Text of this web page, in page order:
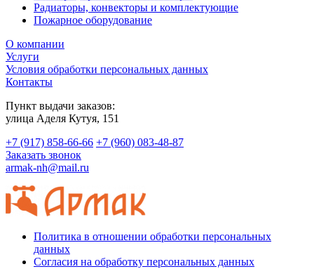
Радиаторы, конвекторы и комплектующие
Пожарное оборудование
О компании
Услуги
Условия обработки персональных данных
Контакты
Пункт выдачи заказов:
​улица Аделя Кутуя, 151
+7 (917) 858-66-66 +7 (960) 083-48-87
Заказать звонок
armak-nh@mail.ru
Политика в отношении обработки персональных
данных
Согласия на обработку персональных данных